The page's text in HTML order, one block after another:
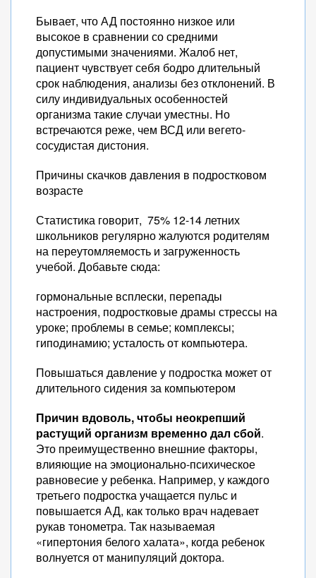
Бывает, что АД постоянно низкое или
высокое в сравнении со средними
допустимыми значениями. Жалоб нет,
пациент чувствует себя бодро длительный
срок наблюдения, анализы без отклонений. В
силу индивидуальных особенностей
организма такие случаи уместны. Но
встречаются реже, чем ВСД или вегето-
сосудистая дистония.
Причины скачков давления в подростковом
возрасте
Статистика говорит, 75% 12-14 летних
школьников регулярно жалуются родителям
на переутомляемость и загруженность
учебой. Добавьте сюда:
гормональные всплески, перепады
настроения, подростковые драмы стрессы на
уроке; проблемы в семье; комплексы;
гиподинамию; усталость от компьютера.
Повышаться давление у подростка может от
длительного сидения за компьютером
Причин вдоволь, чтобы неокрепший
растущий организм временно дал сбой.
Это преимущественно внешние факторы,
влияющие на эмоционально-психическое
равновесие у ребенка. Например, у каждого
третьего подростка учащается пульс и
повышается АД, как только врач надевает
рукав тонометра. Так называемая
«гипертония белого халата», когда ребенок
волнуется от манипуляций доктора.